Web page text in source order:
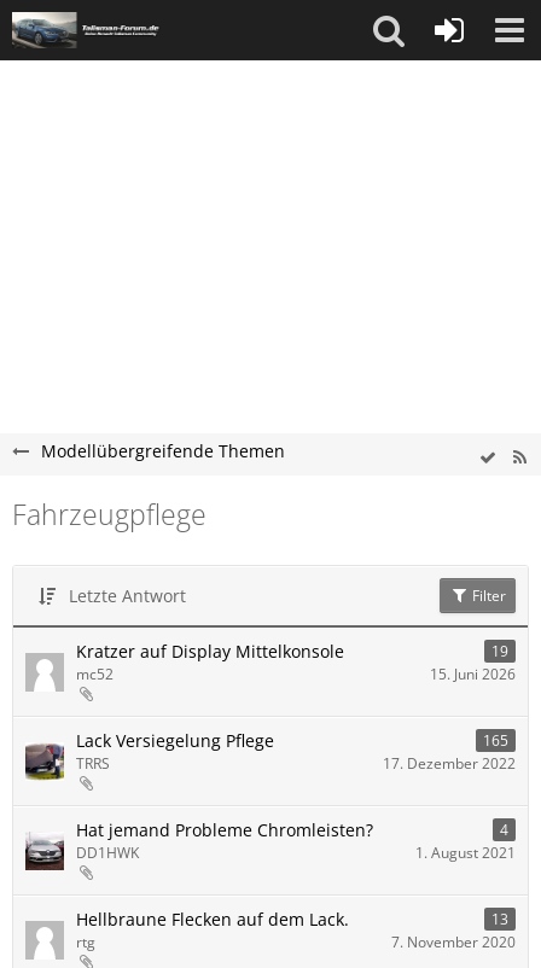
Modellübergreifende Themen
Fahrzeugpflege
Letzte Antwort Filter
Kratzer auf Display Mittelkonsole
19
mc52
15. Juni 2026
Lack Versiegelung Pflege
165
TRRS
17. Dezember 2022
Hat jemand Probleme Chromleisten?
4
DD1HWK
1. August 2021
Hellbraune Flecken auf dem Lack.
13
rtg
7. November 2020